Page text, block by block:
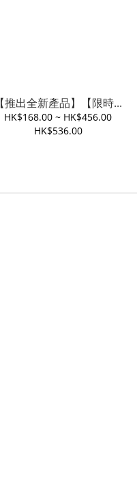
【推出全新產品】【限時...
HK$168.00 ~ HK$456.00
HK$536.00